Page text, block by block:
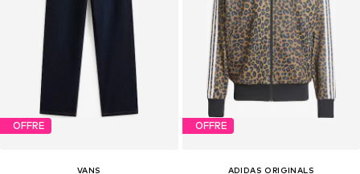
OFFRE
VANS
OFFRE
ADIDAS ORIGINALS